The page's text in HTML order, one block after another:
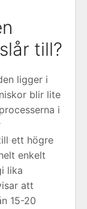
till?
ligger i
blir lite
i
ett högre
enkelt
lika
att
15-20